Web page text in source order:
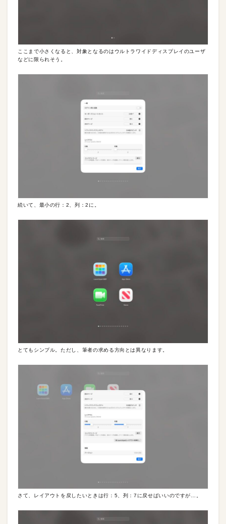
ここまで小さくなると、対象となるのはウルトラワイドディスプレイのユーザ
などに限られそう。
続いて、最小の行：2、列：2に。
とてもシンプル。ただし、筆者の求める方向とは異なります。
さて、レイアウトを戻したいときは行：5、列：7に戻せばいいのですが…。